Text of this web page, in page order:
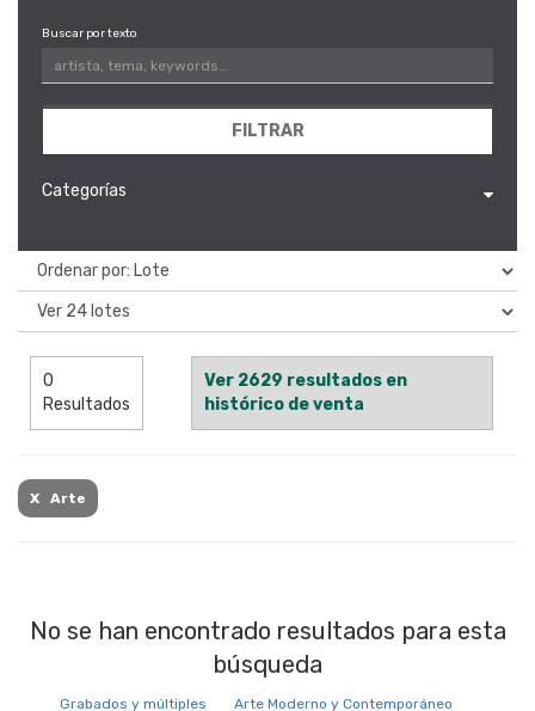
Buscar por texto
FILTRAR
Categorías
0
Resultados
Ver 2629 resultados en
histórico de venta
X Arte
No se han encontrado resultados para esta
búsqueda
Grabados y múltiples Arte Moderno y Contemporáneo